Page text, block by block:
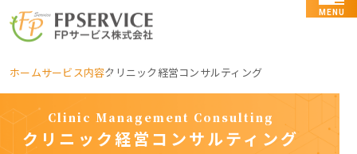
MENU
ホームサービス内容クリニック経営コンサルティング
Clinic Management Consulting
クリニック経営コンサルティング